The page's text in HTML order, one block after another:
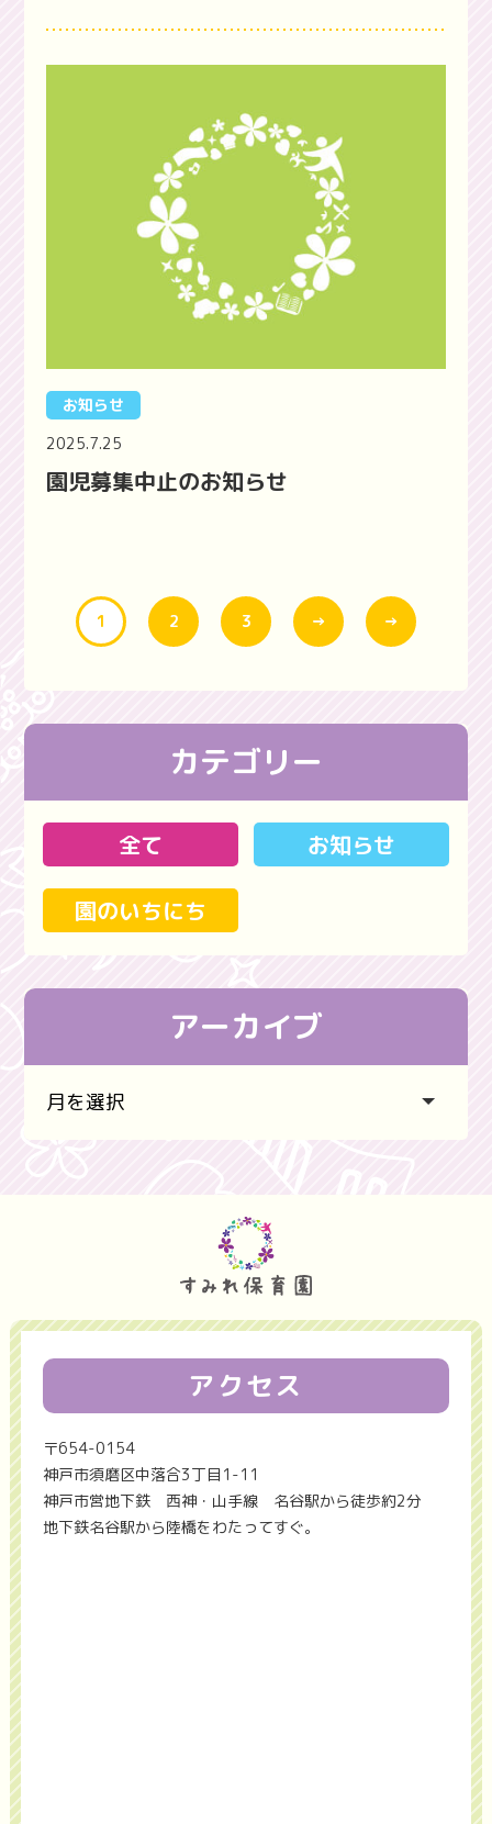
お知らせ
2025.7.25
園児募集中止のお知らせ
1 2 3 → →
カテゴリー
全て お知らせ
園のいちにち
アーカイブ
アクセス
〒654-0154
神戸市須磨区中落合3丁目1-11
神戸市営地下鉄 西神・山手線 名谷駅から徒歩約2分
地下鉄名谷駅から陸橋をわたってすぐ。